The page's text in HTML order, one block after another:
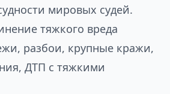
мировых судей.
тяжкого вреда
разбои, крупные кражи,
ДТП с тяжкими